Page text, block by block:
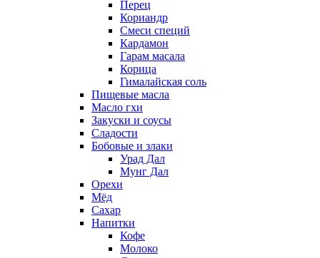
Перец
Кориандр
Смеси специй
Кардамон
Гарам масала
Корица
Гималайская соль
Пищевые масла
Масло гхи
Закуски и соусы
Сладости
Бобовые и злаки
Урад Дал
Мунг Дал
Орехи
Мёд
Сахар
Напитки
Кофе
Молоко